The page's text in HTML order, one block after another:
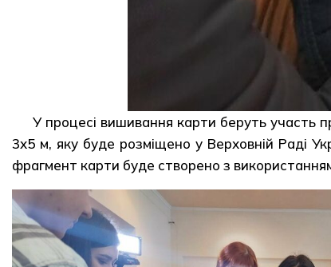
У процесі вишивання карти беруть участь
3х5 м, яку буде розміщено у Верховній Раді
фрагмент карти буде створено з